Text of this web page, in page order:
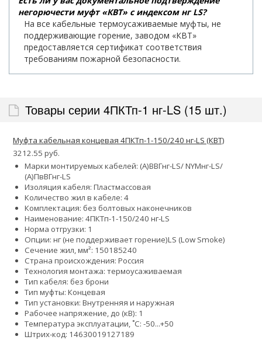
негорючести муфт «КВТ» с индексом нг LS?
На все кабельные термоусаживаемые муфты, не
поддерживающие горение, заводом «КВТ»
предоставляется сертификат соответствия
требованиям пожарной безопасности.
Товары серии 4ПКТп-1 нг-LS (15 шт.)
Муфта кабельная концевая 4ПКТп-1-150/240 нг-LS (КВТ)
3212.55 руб.
Марки монтируемых кабелей: (А)ВВГнг-LS/ NYMнг-LS/
(А)ПвВГнг-LS
Изоляция кабеля: Пластмассовая
Количество жил в кабеле: 4
Комплектация: без болтовых наконечников
Наименование: 4ПКТп-1-150/240 нг-LS
Норма отгрузки: 1
Опции: нг (не поддерживает горение)LS (Low Smoke)
Сечение жил, мм²: 150185240
Страна происхождения: Россия
Технология монтажа: термоусаживаемая
Тип кабеля: без брони
Тип муфты: Концевая
Тип установки: Внутренняя и наружная
Рабочее напряжение, до (кВ): 1
Температура эксплуатации, ˚С: -50...+50
Штрих-код: 14630019127189